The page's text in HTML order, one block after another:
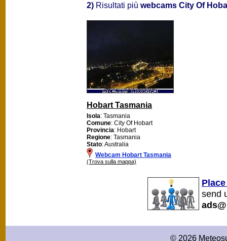
2) Risultati più webcams City Of
Hobart Tasmania
Isola: Tasmania
Comune: City Of Hobart
Provincia: Hobart
Regione: Tasmania
Stato: Australia
Webcam Hobart Tasmania
(Trova sulla mappa)
send
© 2026